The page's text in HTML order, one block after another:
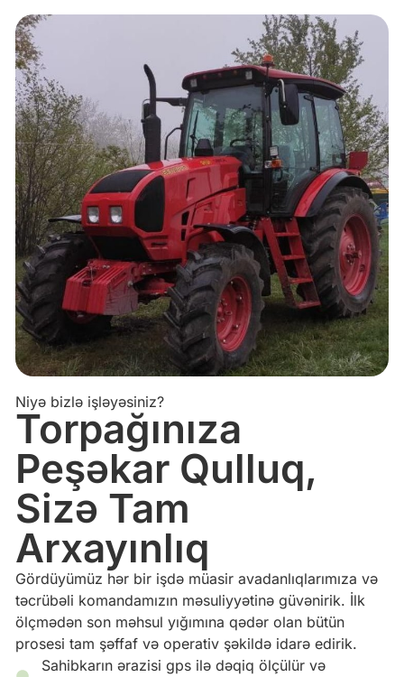
Niyə bizlə işləyəsiniz?
Torpağınıza
Peşəkar Qulluq,
Sizə Tam
Arxayınlıq
Gördüyümüz hər bir işdə müasir avadanlıqlarımıza və
təcrübəli komandamızın məsuliyyətinə güvənirik. İlk
ölçmədən son məhsul yığımına qədər olan bütün
prosesi tam şəffaf və operativ şəkildə idarə edirik.
Sahibkarın ərazisi gps ilə dəqiq ölçülür və